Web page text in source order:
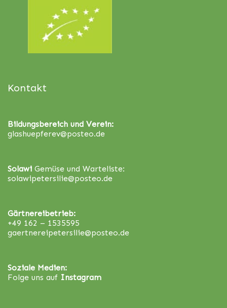
Kontakt
Bildungsbereich und Verein:
glashuepferev@posteo.de
Solawi Gemüse und Warteliste:
solawipetersilie@posteo.de
Gärtnereibetrieb:
+49 162 – 1535595
gaertnereipetersilie@posteo.de
Soziale Medien:
Folge uns auf Instagram